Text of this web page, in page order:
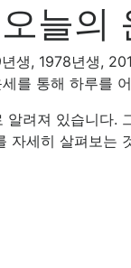
늘의
생, 1978년생,
를 통해 하루를
려져 있습니다
자세히 살펴보는